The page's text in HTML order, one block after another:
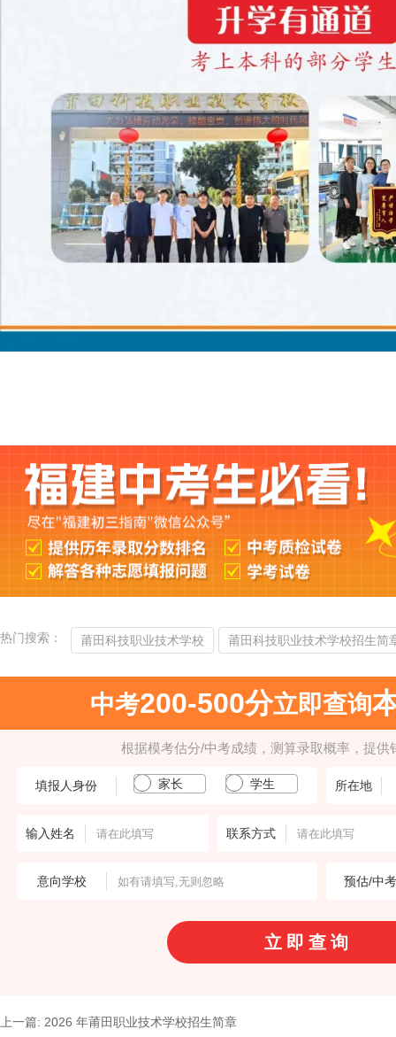
热门搜索： 莆田科技职业技术学校 莆田科技职业技术学校招生简
中考200-500分立即查询
根据模考估分/中考成绩，测算录取概率，提供
填报人身份 家长 学生 所在地
输入姓名 联系方式
意向学校 预估/中
上一篇: 2026 年莆田职业技术学校招生简章